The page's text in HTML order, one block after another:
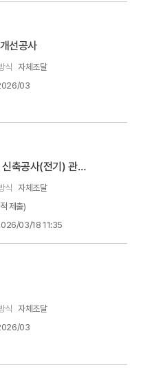
선공사
식 자체조달
03
기후변화 대응 복합센터 건립 신축공사(전기) 관급자재(조명기구) 구입
식 자체조달
제출)
03/18 11:35
식 자체조달
03